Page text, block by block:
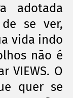
adotada
se ver,
vida indo
não é
VIEWS. O
quer se